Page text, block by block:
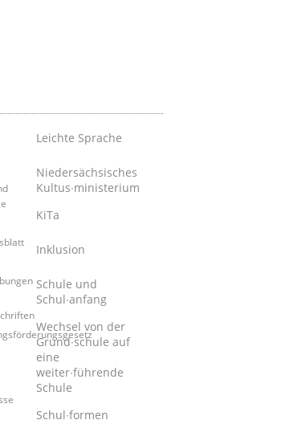
Leichte Sprache
Niedersächsisches
Kultus∙ministerium
KiTa
Inklusion
Schule und
Schul∙anfang
Wechsel von der
Grund∙schule auf
eine
weiter∙führende
Schule
Schul∙formen